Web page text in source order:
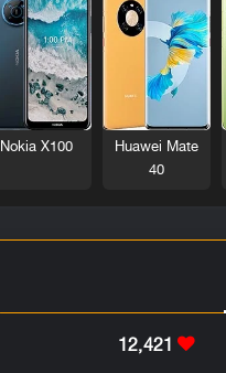
Huawei Mate
40
Nokia X100
12٬421